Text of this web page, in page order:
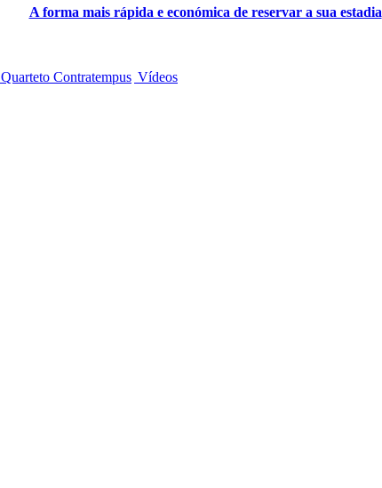
A forma mais rápida e económica de reservar a sua estadia
Quarteto Contratempus Vídeos